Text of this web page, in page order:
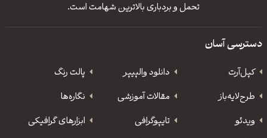
تحمل و بردباری بالاترین شهامت است.
دسترسی آسان
کپل‌آرت دانلود‌ والپیپر
پالت رنگ
طرح‌لایه‌باز
مقالات آموزشی
نگاره‌ها
ویدئو
‌تایپوگرافی
ابزارهای گرافیکی